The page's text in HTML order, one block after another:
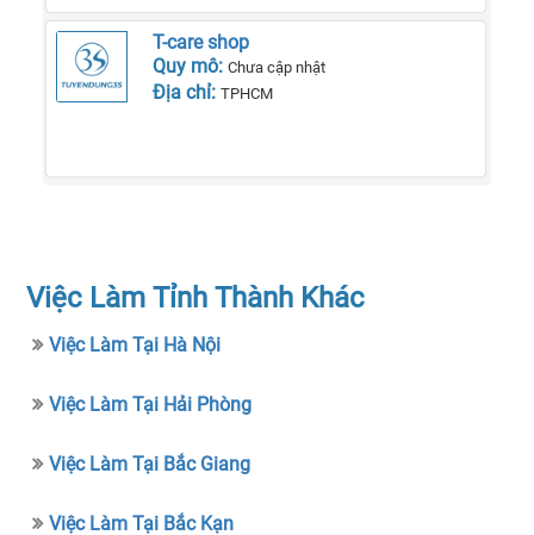
T-care shop
Quy mô:Chưa cập nhật
Địa chỉ:TPHCM
Việc Làm Tỉnh Thành Khác
Việc Làm Tại Hà Nội
Việc Làm Tại Hải Phòng
Việc Làm Tại Bắc Giang
Việc Làm Tại Bắc Kạn